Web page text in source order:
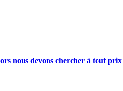
nous devons chercher à tout